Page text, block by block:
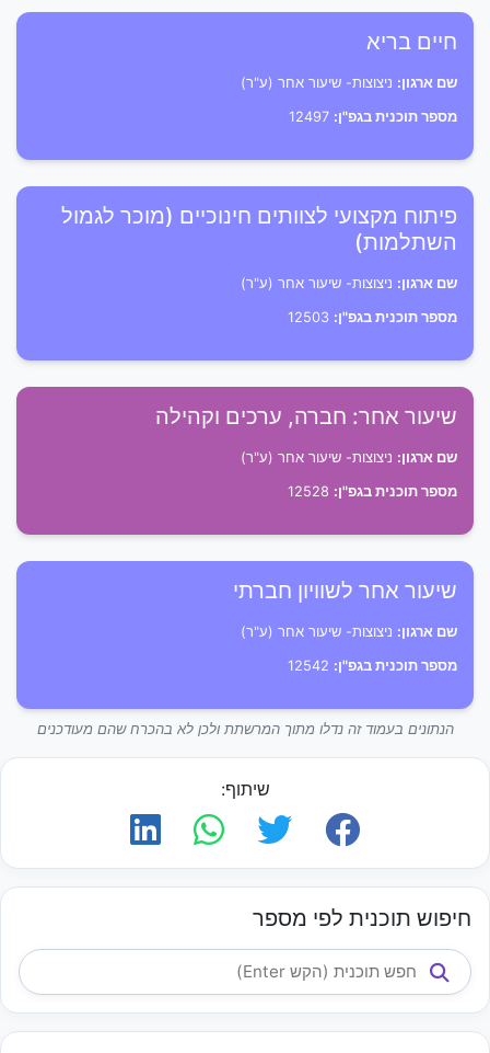
חיים בריא
שם ארגון: ניצוצות- שיעור אחר (ע"ר)
מספר תוכנית בגפ"ן:
פיתוח מקצועי לצוותים חינוכיים (מוכר לגמול
השתלמות)
שם ארגון: ניצוצות- שיעור אחר (ע"ר)
מספר תוכנית בגפ"ן:
שיעור אחר: חברה, ערכים וקהילה
שם ארגון: ניצוצות- שיעור אחר (ע"ר)
מספר תוכנית בגפ"ן:
שיעור אחר לשוויון חברתי
שם ארגון: ניצוצות- שיעור אחר (ע"ר)
מספר תוכנית בגפ"ן:
הנתונים בעמוד זה נדלו מתוך המרשתת ולכן לא בהכרח שהם מעודכנים
שיתוף:
חיפוש תוכנית לפי מספר